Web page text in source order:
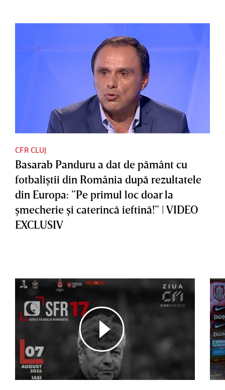
CFR CLUJ
Basarab Panduru a dat de pământ cu
fotbaliştii din România după rezultatele
din Europa: ”Pe primul loc doar la
şmecherie şi caterincă ieftină!” | VIDEO
EXCLUSIV